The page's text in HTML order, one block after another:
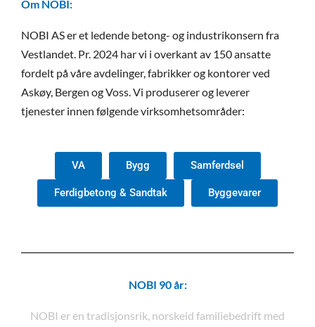
Om NOBI:
NOBI AS er et ledende betong- og industrikonsern fra
Vestlandet. Pr. 2024 har vi i overkant av 150 ansatte
fordelt på våre avdelinger, fabrikker og kontorer ved
Askøy, Bergen og Voss. Vi produserer og leverer
tjenester innen følgende virksomhetsområder:
VA Bygg Samferdsel
Ferdigbetong & Sandtak Byggevarer
NOBI 90 år:
NOBI er en tradisjonsrik, norskeid familiebedrift med